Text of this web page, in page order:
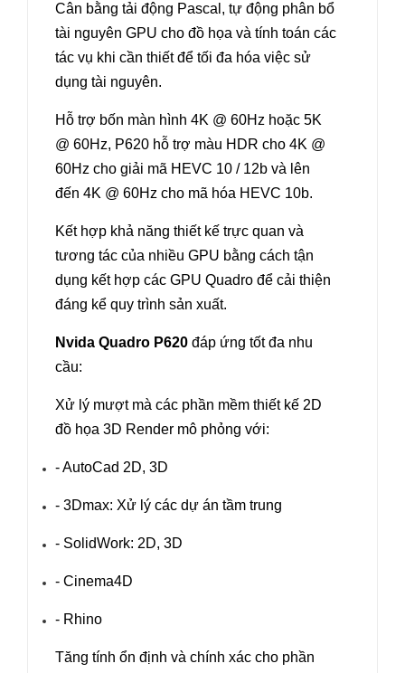
Cân bằng tải động Pascal, tự động phân bổ
tài nguyên GPU cho đồ họa và tính toán các
tác vụ khi cần thiết để tối đa hóa việc sử
dụng tài nguyên.
Hỗ trợ bốn màn hình 4K @ 60Hz hoặc 5K
@ 60Hz, P620 hỗ trợ màu HDR cho 4K @
60Hz cho giải mã HEVC 10 / 12b và lên
đến 4K @ 60Hz cho mã hóa HEVC 10b.
Kết hợp khả năng thiết kế trực quan và
tương tác của nhiều GPU bằng cách tận
dụng kết hợp các GPU Quadro để cải thiện
đáng kể quy trình sản xuất.
Nvida Quadro P620 đáp ứng tốt đa nhu
cầu:
Xử lý mượt mà các phần mềm thiết kế 2D
đồ họa 3D Render mô phỏng với:
- AutoCad 2D, 3D
- 3Dmax: Xử lý các dự án tầm trung
- SolidWork: 2D, 3D
- Cinema4D
- Rhino
Tăng tính ổn định và chính xác cho phần